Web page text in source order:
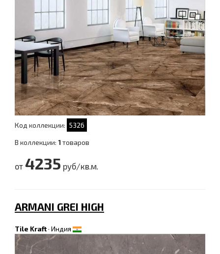
Код коллекции: 5326
В коллекции: 1товаров
от 4235 руб/кв.м.
ARMANI GREI HIGH
Tile Kraft· Индия